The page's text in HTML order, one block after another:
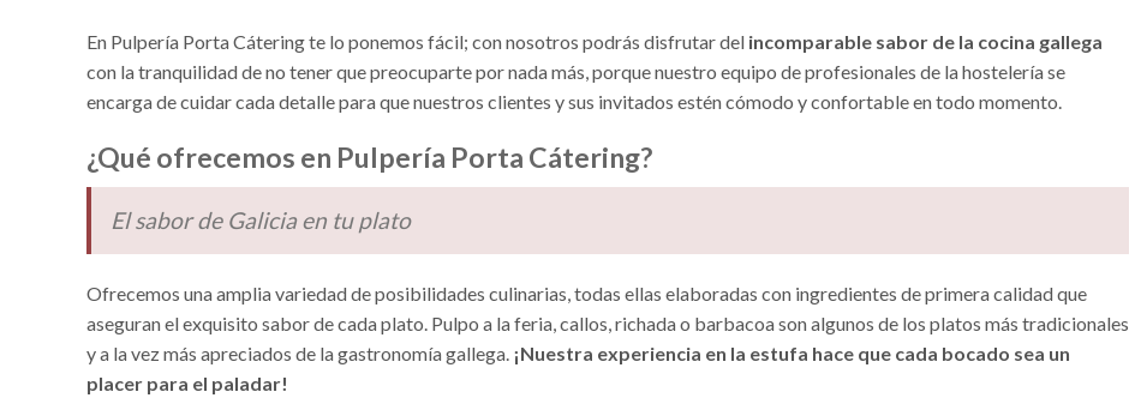
En Pulpería Porta Cátering te lo ponemos fácil; con nosotros podrás disfrutar del incomparable sabor de la cocina gallega
con la tranquilidad de no tener que preocuparte por nada más, porque nuestro equipo de profesionales de la hostelería se
encarga de cuidar cada detalle para que nuestros clientes y sus invitados estén cómodo y confortable en todo momento.
¿Qué ofrecemos en Pulpería Porta Cátering?
El sabor de Galicia en tu plato
Ofrecemos una amplia variedad de posibilidades culinarias, todas ellas elaboradas con ingredientes de primera calidad que
aseguran el exquisito sabor de cada plato. Pulpo a la feria, callos, richada o barbacoa son algunos de los platos más tradicionales
y a la vez más apreciados de la gastronomía gallega. ¡Nuestra experiencia en la estufa hace que cada bocado sea un
placer para el paladar!